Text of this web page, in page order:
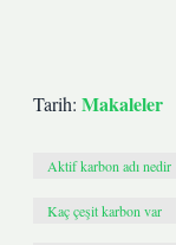
Tarih: Makaleler
Aktif karbon adı nedir
Kaç çeşit karbon var